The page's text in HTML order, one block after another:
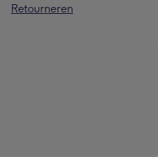
Retourneren